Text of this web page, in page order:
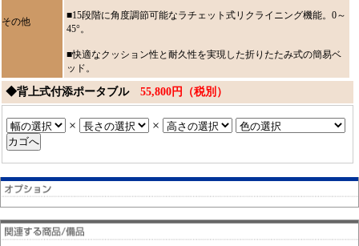
その他
■15段階に角度調節可能なラチェット式リクライニング機能。0～
45°。
■快適なクッション性と耐久性を実現した折りたたみ式の簡易ベ
ッド。
◆背上式付添ポータブル 55,800円（税別）
× ×